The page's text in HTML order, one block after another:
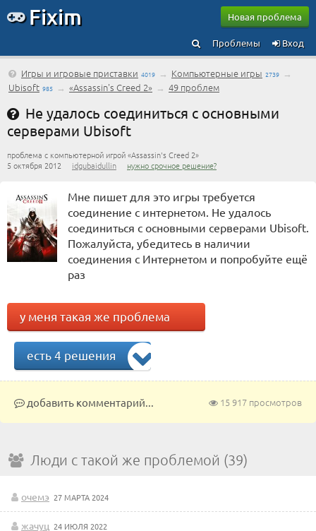
Fixim Новая проблема
Вход
Проблемы
Игры и игровые приставки 4019 → Компьютерные игры 2739 →
Ubisoft 985 → «Assassin's Creed 2» → 49 проблем
Не удалось соединиться с основными
серверами Ubisoft
проблема с компьютерной игрой «Assassin's Creed 2»
5 октября 2012 idgubaidullin нужно срочное решение?
Мне пишет для это игры требуется
соединение с интернетом. Не удалось
соединиться с основными серверами Ubisoft.
Пожалуйста, убедитесь в наличии
соединения с Интернетом и попробуйте ещё
раз
у меня такая же проблема
есть 4 решения
15 917 просмотров
добавить комментарий...
Люди с такой же проблемой (39)
очемэ 27 МАРТА 2024
жачуц 24 ИЮЛЯ 2022